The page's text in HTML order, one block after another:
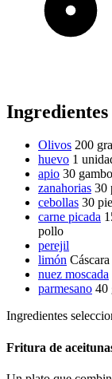
Ingredientes
Olivos 200
huevo 1
apio 30 gambo
zanahorias 30
cebollas 30
carne picada
pollo
perejil
limón
nuez moscada
parmesano 40
Ingredientes
Fritura de